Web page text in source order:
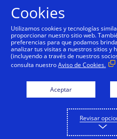
Cookies
Utilizamos cookies y tecnologías
proporcionar nuestro sitio web.
preferencias para que podamos
analizar tus visitas a nuestros sitios y
(incluyendo a través de nuestros
consulta nuestroAviso de Cookies.
Aceptar
Revisar